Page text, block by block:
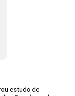
estudo de